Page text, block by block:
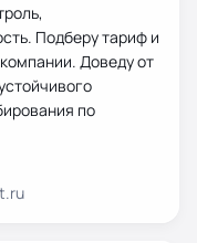
Подберу тариф и
Доведу от
по